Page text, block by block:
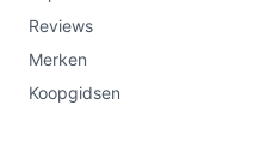
benodigde
neerzetten en houd
Aantal jets (120):
Reviews
Merken
Koopgidsen